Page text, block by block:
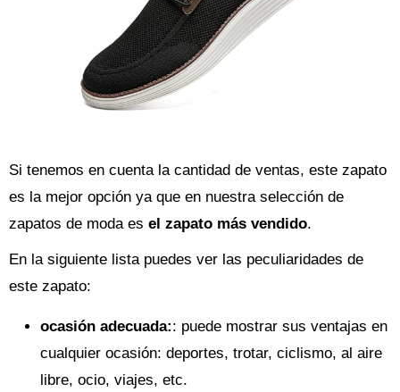
Si tenemos en cuenta la cantidad de ventas, este zapato
es la mejor opción ya que en nuestra selección de
zapatos de moda es el zapato más vendido.
En la siguiente lista puedes ver las peculiaridades de
este zapato:
ocasión adecuada:: puede mostrar sus ventajas en
cualquier ocasión: deportes, trotar, ciclismo, al aire
libre, ocio, viajes, etc.